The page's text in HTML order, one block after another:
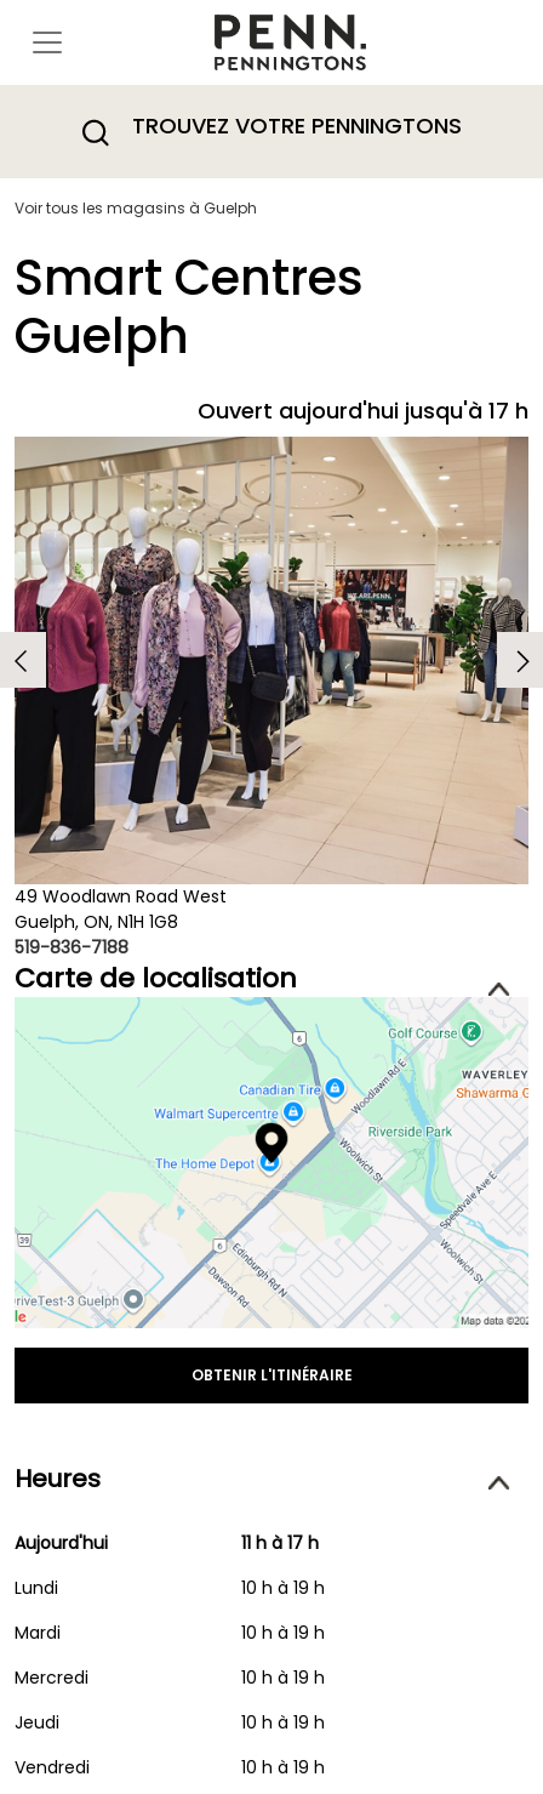
TROUVEZ VOTRE PENNINGTONS
Voir tous les magasins à Guelph
Smart Centres
Guelph
49 Woodlawn Road West
Guelph, ON, N1H 1G8
519-836-7188
Carte de localisation
OBTENIR L'ITINÉRAIRE
Heures
Aujourd'hui
11 h à 17 h
Lundi
10 h à 19 h
Mardi
10 h à 19 h
Mercredi
10 h à 19 h
Jeudi
10 h à 19 h
Vendredi
10 h à 19 h
Ouvert aujourd'hui jusqu'à 17 h